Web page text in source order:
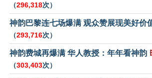
（296,318次）
神韵巴黎连七场爆满 观众赞展现美好价
（293,716次）
神韵费城再爆满 华人教授：年年看神韵
（303,403次）